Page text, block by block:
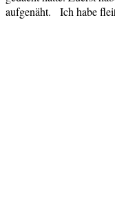
aufgenäht. Ich habe